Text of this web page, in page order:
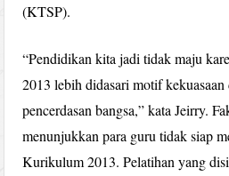
(KTSP).
“Pendidikan kita jadi tidak maju
2013 lebih didasari motif kekuasaan
pencerdasan bangsa,” kata Jeirry.
menunjukkan para guru tidak siap
Kurikulum 2013. Pelatihan yang